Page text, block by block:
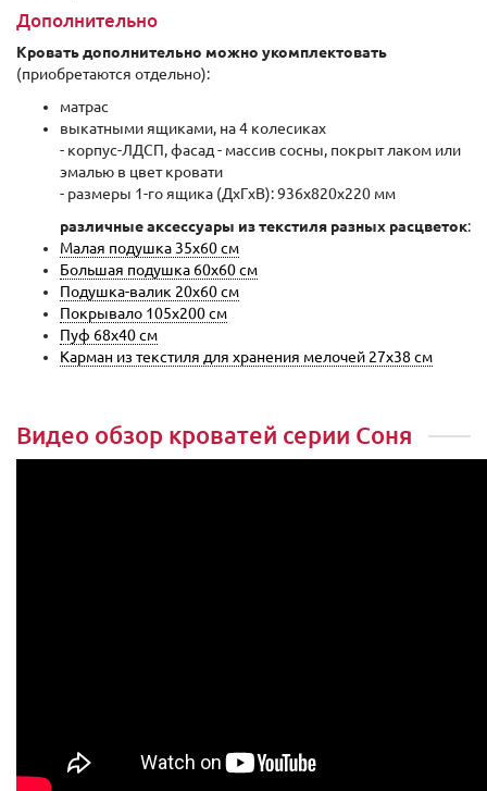
Дополнительно
Кровать дополнительно можно укомплектовать
(приобретаются отдельно):
матрас
выкатными ящиками, на 4 колесиках
- корпус-ЛДСП, фасад - массив сосны, покрыт лаком или
эмалью в цвет кровати
- размеры 1-го ящика (ДхГxВ): 936x820x220 мм
различные аксессуары из текстиля разных расцветок:
Малая подушка 35x60 см
Большая подушка 60x60 см
Подушка-валик 20x60 см
Покрывало 105x200 см
Пуф 68x40 см
Карман из текстиля для хранения мелочей 27x38 см
Видео обзор кроватей серии Соня